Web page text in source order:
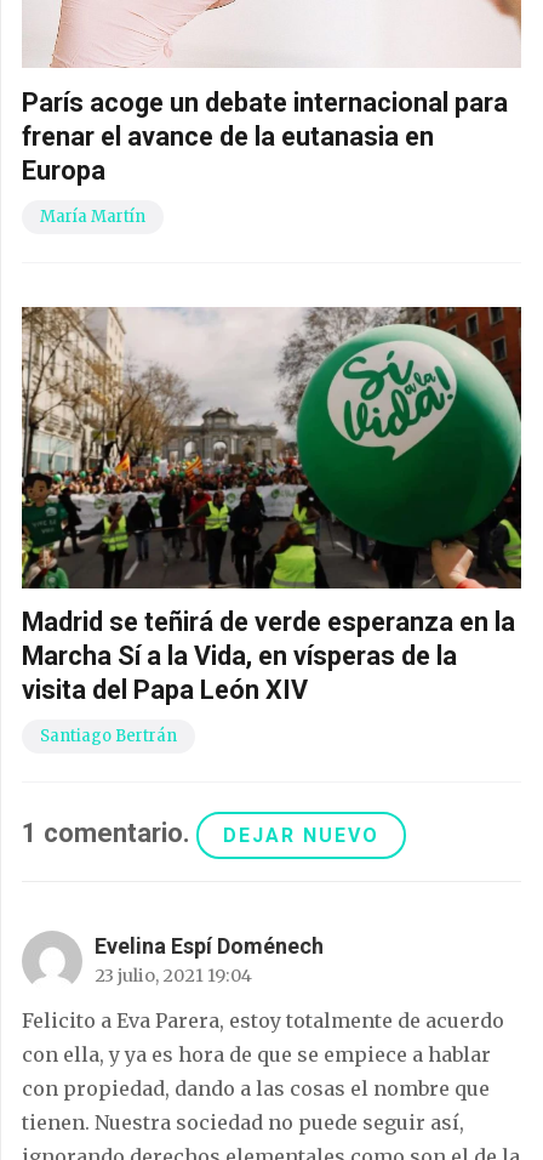
París acoge un debate internacional para
frenar el avance de la eutanasia en
Europa
María Martín
Madrid se teñirá de verde esperanza en la
Marcha Sí a la Vida, en vísperas de la
visita del Papa León XIV
Santiago Bertrán
1 comentario. DEJAR NUEVO
Evelina Espí Doménech
23 julio, 2021 19:04
Felicito a Eva Parera, estoy totalmente de acuerdo
con ella, y ya es hora de que se empiece a hablar
con propiedad, dando a las cosas el nombre que
tienen. Nuestra sociedad no puede seguir así,